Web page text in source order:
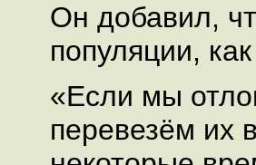
Он добавил,
популяции,
«Если мы
перевезём их